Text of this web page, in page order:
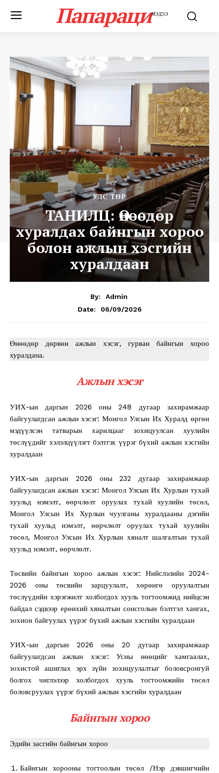
ПапарациМЭДЭЭ
УЛС ТӨР
ТАНИЛЦ: Өнөөдөр
хуралдах байнгын хороо
болон ажлын хэсгийн
хуралдаан
By:
Admin
Date:
06/09/2026
Өнөөдөр дөрвөн ажлын хэсэг, гурван байнгын хороо
хуралдана.
Ажлын хэсэг
УИХ-ын даргын 2026 оны 248 дугаар захирамжаар
байгуулагдсан ажлын хэсэг: Монгол Улсын Их Хуралд өргөн
мэдүүлсэн татварын харилцааг зохицуулсан хуулийн
төслүүдийг хэлэлцүүлэгт бэлтгэх үүрэг бүхий ажлын хэсгийн
хуралдаан
УИХ-ын даргын 2026 оны 232 дугаар захирамжаар
байгуулагдсан ажлын хэсэг: Монгол Улсын Их Хурлын тухай
хуульд нэмэлт, өөрчлөлт оруулах тухай хуулийн төсөл,
Монгол Улсын Их Хурлын чуулганы хуралдааны дэгийн
тухай хуульд нэмэлт, өөрчлөлт оруулах тухай хуулийн
төсөл, Монгол Улсын Их Хурлын хяналт шалгалтын тухай
хуульд нэмэлт, өөрчлөлт.
Төсвийн байнгын хороо ажлын хэсэг: Нийслэлийн 2024-
2026 оны төсвийн зарцуулалт, хөрөнгө оруулалтын
төслүүдийн хэрэгжилт холбогдох хууль тогтоомжид нийцсэн
байдал сэдвээр ерөнхий хяналтын сонсголын бэлтгэл хангах,
зохион байгуулах үүрэг бүхий ажлын хэсгийн хуралдаан
УИХ-ын даргын 2026 оны 20 дугаар захирамжаар
байгуулагдсан ажлын хэсэг: Усны нөөцийг хамгаалах,
зохистой ашиглах эрх зүйн зохицуулалтыг боловсронгуй
болгох чиглэлээр холбогдох хууль тогтоомжийн төсөл
боловсруулах үүрэг бүхий ажлын хэсгийн хуралдаан
Байнгын хороо
Эдийн засгийн байнгын хороо
Байнгын хорооны тогтоолын төсөл /Нэр дэвшигчийн